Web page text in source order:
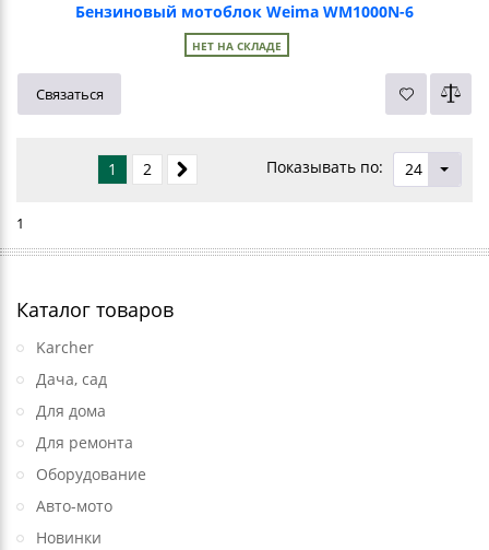
Бензиновый мотоблок Weima WM1000N-6
НЕТ НА СКЛАДЕ
Связаться
Показывать по: 24
1 2
1
Каталог товаров
Karcher
Дача, сад
Для дома
Для ремонта
Оборудование
Авто-мото
Новинки